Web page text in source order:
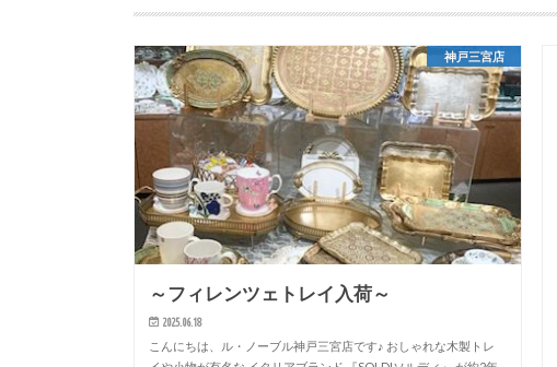
神戸三宮店
～フィレンツェトレイ入荷～
2025.06.18
こんにちは、ル・ノーブル神戸三宮店です♪ おしゃれな木製トレ